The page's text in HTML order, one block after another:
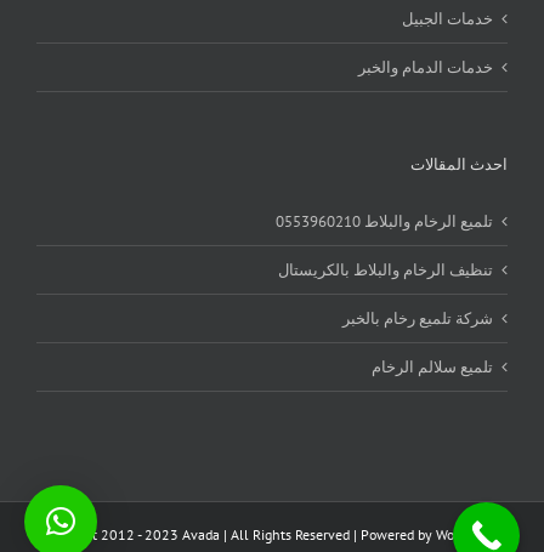
خدمات الجبيل
خدمات الدمام والخبر
احدث المقالات
تلميع الرخام والبلاط 0553960210
تنظيف الرخام والبلاط بالكريستال
شركة تلميع رخام بالخبر
تلميع سلالم الرخام
Copyright 2012 - 2023 Avada | All Rights Reserved | Powered by WordPress